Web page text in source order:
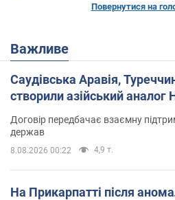
Повернутися на
Важливе
Саудівська Аравія,
створили азійський
Договір передбачає взаємну
держав
8.08.2026 00:22 4,9 т.
На Прикарпатті після